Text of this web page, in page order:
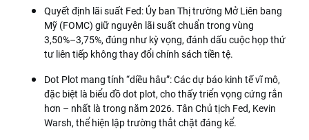
Quyết định lãi suất Fed: Ủy ban Thị trường Mở Liên bang
Mỹ (FOMC) giữ nguyên lãi suất chuẩn trong vùng
3,50%–3,75%, đúng như kỳ vọng, đánh dấu cuộc họp thứ
tư liên tiếp không thay đổi chính sách tiền tệ.
Dot Plot mang tính “diều hâu”: Các dự báo kinh tế vĩ mô,
đặc biệt là biểu đồ dot plot, cho thấy triển vọng cứng rắn
hơn – nhất là trong năm 2026. Tân Chủ tịch Fed, Kevin
Warsh, thể hiện lập trường thắt chặt đáng kể.